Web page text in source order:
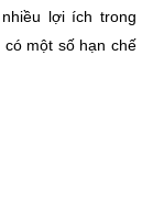
lợi ích trong
một số hạn chế